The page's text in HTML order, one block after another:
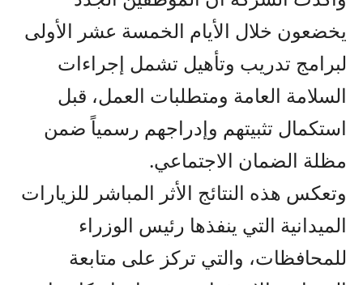
يخضعون خلال الأيام الخمسة عشر الأولى
لبرامج تدريب وتأهيل تشمل إجراءات
السلامة العامة ومتطلبات العمل، قبل
استكمال تثبيتهم وإدراجهم رسمياً ضمن
مظلة الضمان الاجتماعي.
وتعكس هذه النتائج الأثر المباشر للزيارات
الميدانية التي ينفذها رئيس الوزراء
للمحافظات، والتي تركز على متابعة